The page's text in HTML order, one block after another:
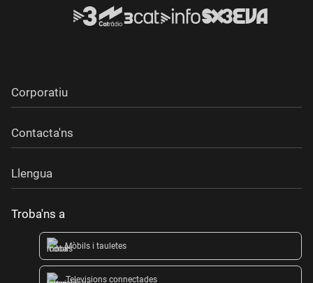
Corporatiu
Contacta'ns
Llengua
Troba'ns a
Mòbils i tauletes
Televisions connectades